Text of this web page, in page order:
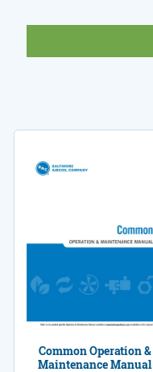
Common Operation &
Maintenance Manual